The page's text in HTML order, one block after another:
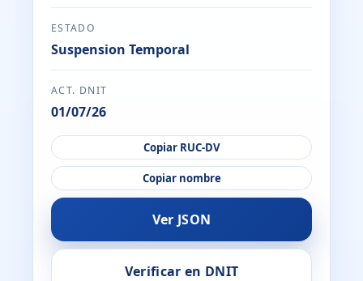
ESTADO
Suspension Temporal
ACT. DNIT
01/07/26
Copiar RUC-DV
Copiar nombre
Ver JSON
Verificar en DNIT